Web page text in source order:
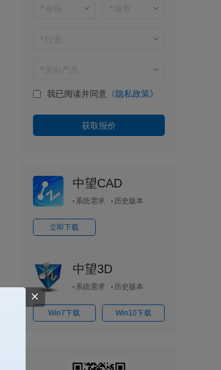
我已阅读并同意 《隐私政策》
中望CAD
系统需求 历史版本
立即下载
中望3D
系统需求 历史版本
Win7下载 Win10下载